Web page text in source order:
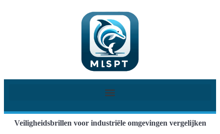
Veiligheidsbrillen voor industriële omgevingen vergelijken